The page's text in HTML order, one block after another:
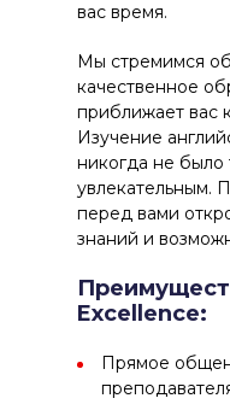
вас время.
Мы стремимся
качественное
приближает вас
Изучение
никогда не было
увлекательным.
перед вами
знаний и
Excellence:
Прямое